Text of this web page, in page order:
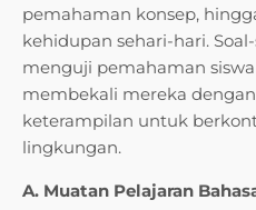
pemahaman konsep,
kehidupan sehari-hari.
menguji pemahaman
membekali mereka
keterampilan untuk
lingkungan.
A. Muatan Pelajaran